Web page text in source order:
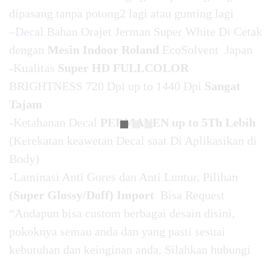
dipasang tanpa potong2 lagi atau gunting lagi
–Decal Bahan Orajet Jerman Super White Di Cetak
dengan Mesin Indoor Roland EcoSolvent Japan
-Kualitas Super HD FULLCOLOR
BRIGHTNESS 720 Dpi up to 1440 Dpi Sangat
Tajam
-Ketahanan Decal PERMANEN up to 5Th Lebih
(Kerekatan keawetan Decal saat Di Aplikasikan di
Body)
-Laminasi Anti Gores dan Anti Luntur, Pilihan
(Super Glossy/Doff) Import Bisa Request
“Andapun bisa custom berbagai desain disini,
pokoknya semau anda dan yang pasti sesuai
kebutuhan dan keinginan anda. Silahkan hubungi